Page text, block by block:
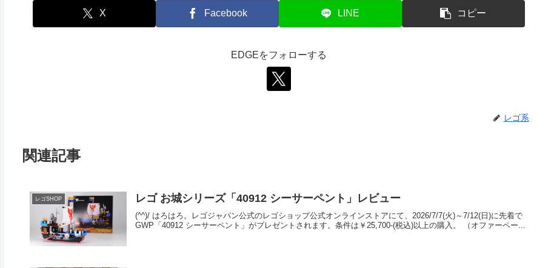
X Facebook LINE コピー
EDGEをフォローする
レゴ系
関連記事
レゴSHOP レゴ お城シリーズ「40912 シーサーペント」レビュー
(^^)/ はろはろ。レゴジャパン公式のレゴショップ公式オンラインストアにて、2026/7/7(火)～7/12(日)に先着で
GWP「40912 シーサーペント」がプレゼントされます。条件は￥25,700-(税込)以上の購入。 （オファーペー...